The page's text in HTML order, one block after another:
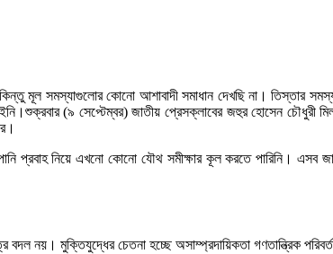
কিন্তু মূল সমস্যাগুলোর কোনো আশাবাদী সমাধান দেখছি না। তিস্তার
(৯ সেপ্টেম্বর) জাতীয় প্রেসক্লাবের জহুর হোসেন
প্রবাহ নিয়ে এখনো কোনো যৌথ সমীক্ষার কূল করতে পারিনি। এসব
নয়। মুক্তিযুদ্ধের চেতনা হচ্ছে অসাম্প্রদায়িকতা গণতান্ত্রিক